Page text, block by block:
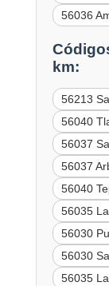
56036
km:
56213
56040
56037
56037
56040
56035
56030
56030
56035